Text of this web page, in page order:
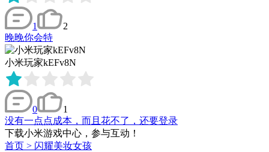
1
2
晚晚你会特
小米玩家kEFv8N
0
1
没有一点点成本，而且花不了，还要登录
下载小米游戏中心，参与互动！
首页 > 闪耀美妆女孩